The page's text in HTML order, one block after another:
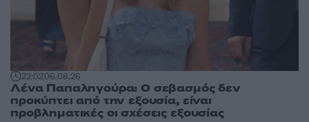
22:0206.08.26
Λένα Παπαληγούρα: Ο σεβασμός δεν
προκύπτει από την εξουσία, είναι
προβληματικές οι σχέσεις εξουσίας